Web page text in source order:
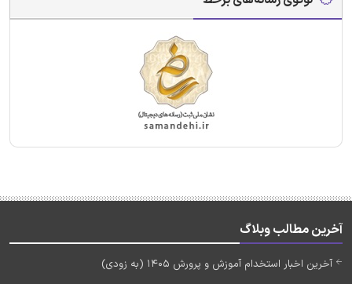
آخرین مطالب وبلاگ
آخرین اخبار استخدام آموزش و پرورش 1405 (به زودی)